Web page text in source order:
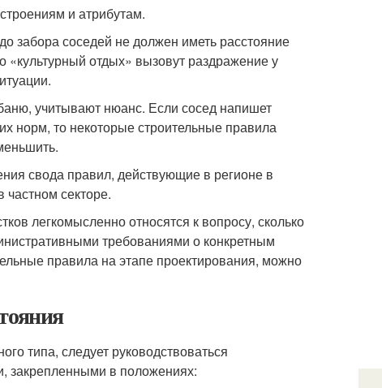
и атрибутам.
забора соседей не должен иметь расстояние
отдых» вызовут раздражение у
учитывают нюанс. Если сосед напишет
норм, то некоторые строительные правила
свода правил, действующие в регионе в
секторе.
легкомысленно относятся к вопросу, сколько
требованиями о конкретным
правила на этапе проектирования, можно
типа, следует руководствоваться
закрепленными в положениях: